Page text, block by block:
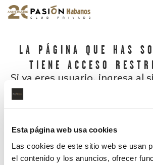
Esta página web usa cookies
Las cookies de este sitio web se usan
el contenido y los anuncios, ofrecer
LA PÁGINA QUE HAS
TIENE ACCESO
Si ya eres usuario, ingresa al